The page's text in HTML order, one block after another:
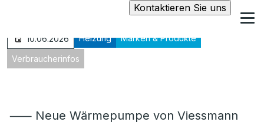
Kontaktieren Sie uns
10.06.2026 Heizung Marken & Produkte
Verbraucherinfos
⸺ Neue Wärmepumpe von Viessmann